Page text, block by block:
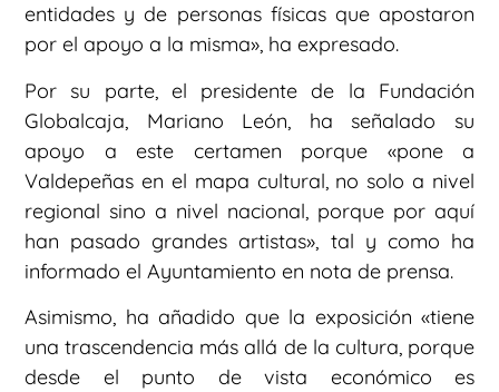
entidades y de personas físicas que apostaron
por el apoyo a la misma», ha expresado.
Por su parte, el presidente de la Fundación
Globalcaja, Mariano León, ha señalado su
apoyo a este certamen porque «pone a
Valdepeñas en el mapa cultural, no solo a nivel
regional sino a nivel nacional, porque por aquí
han pasado grandes artistas», tal y como ha
informado el Ayuntamiento en nota de prensa.
Asimismo, ha añadido que la exposición «tiene
una trascendencia más allá de la cultura, porque
desde el punto de vista económico es